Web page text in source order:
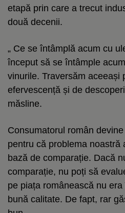
etapă prin care a trecut
două decenii.
„ Ce se întâmplă acum cu
început să se întâmple
vinurile. Traversăm aceeași
efervescență și de
măsline.
Consumatorul român
pentru că problema noastră
bază de comparație. Dacă
comparație, nu poți să
pe piața românească nu
bună calitate. De fapt, rar